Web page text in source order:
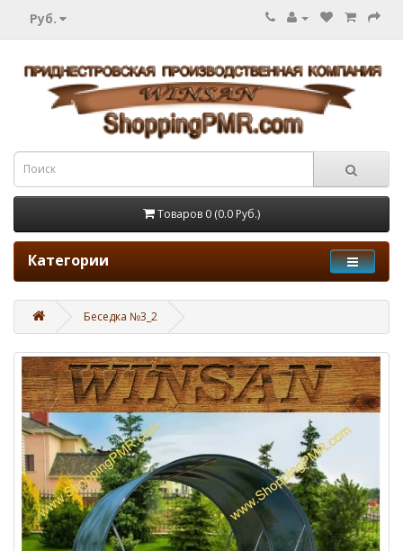
Руб.
Товаров 0 (0.0 Руб.)
Категории
Беседка №3_2